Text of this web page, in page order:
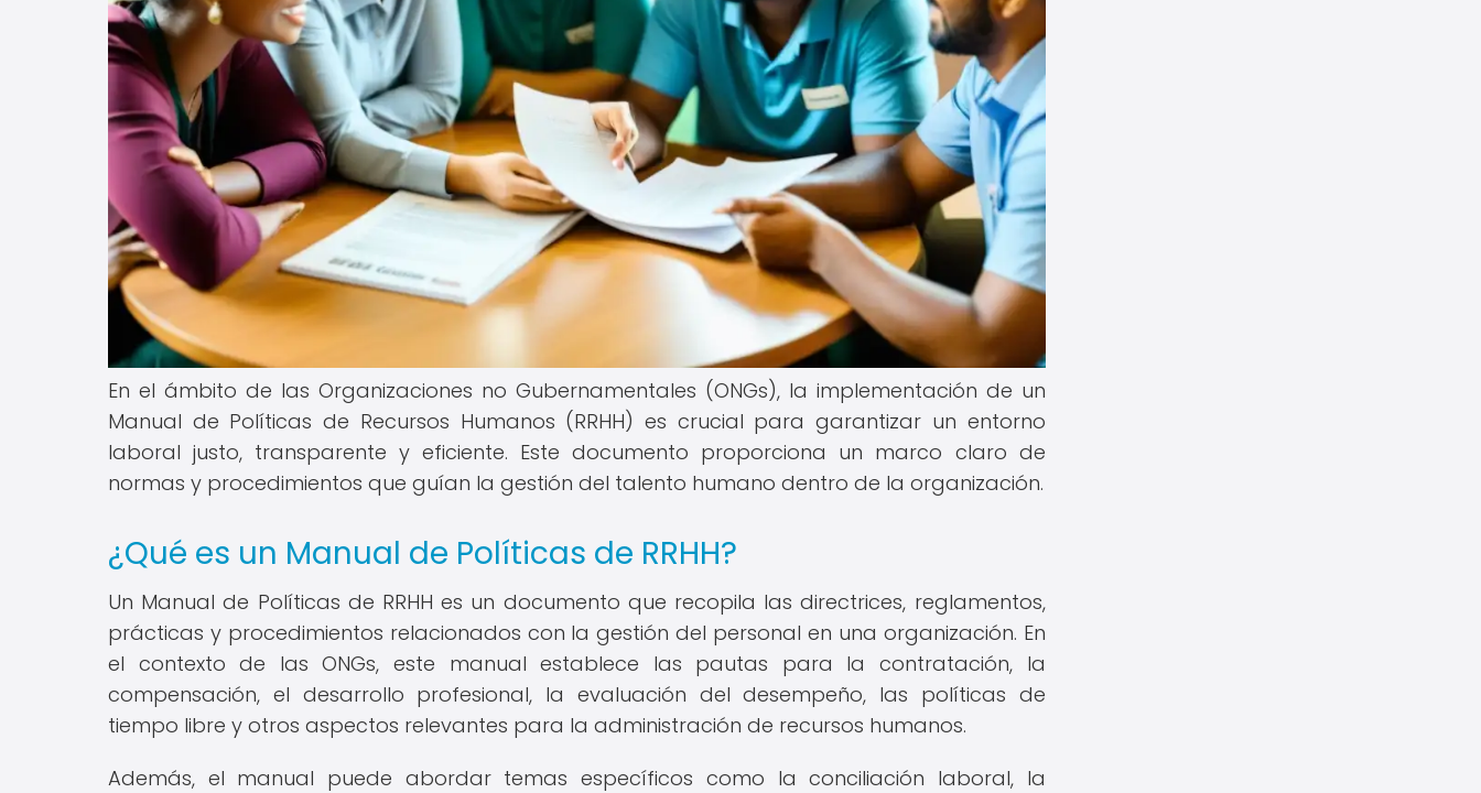
En el ámbito de las Organizaciones no Gubernamentales (ONGs), la implementación de un
Manual de Políticas de Recursos Humanos (RRHH) es crucial para garantizar un entorno
laboral justo, transparente y eficiente. Este documento proporciona un marco claro de
normas y procedimientos que guían la gestión del talento humano dentro de la organización.
¿Qué es un Manual de Políticas de RRHH?
Un Manual de Políticas de RRHH es un documento que recopila las directrices, reglamentos,
prácticas y procedimientos relacionados con la gestión del personal en una organización. En
el contexto de las ONGs, este manual establece las pautas para la contratación, la
compensación, el desarrollo profesional, la evaluación del desempeño, las políticas de
tiempo libre y otros aspectos relevantes para la administración de recursos humanos.
Además, el manual puede abordar temas específicos como la conciliación laboral, la